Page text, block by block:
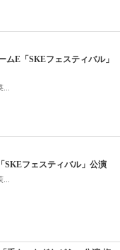
ムE「SKEフェスティバル」
SKEフェスティバル」公演